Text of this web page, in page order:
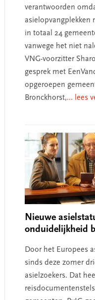
verantwoorden
asielopvangplekken
in totaal 24
vanwege het niet
VNG-voorzitter
gesprek met
opgeroepen
Bronckhorst,... lees
Nieuwe
onduidelijkheid
Door het Europees
sinds deze zomer
asielzoekers. Dat